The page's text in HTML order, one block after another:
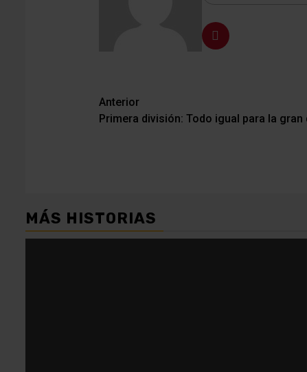
Navegación
de
Anterior
Primera división: Todo igual para la gran
MÁS HISTORIAS